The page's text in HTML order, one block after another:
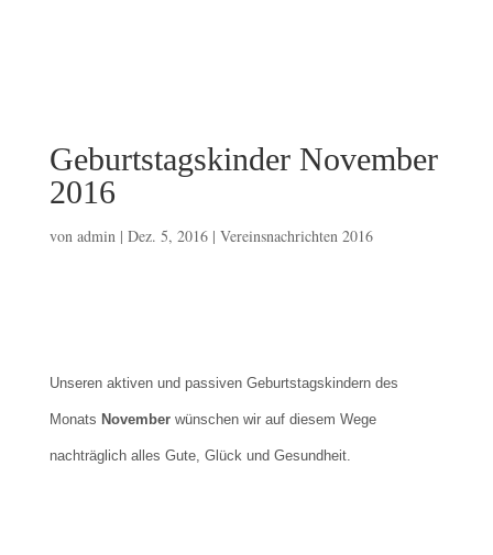
Geburtstagskinder November
2016
von admin| Dez. 5, 2016| Vereinsnachrichten 2016
Unseren aktiven und passiven Geburtstagskindern des
Monats November wünschen wir auf diesem Wege
nachträglich alles Gute, Glück und Gesundheit.